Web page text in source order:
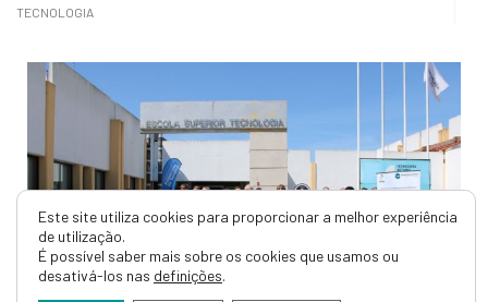
TECNOLOGIA
Este site utiliza cookies para proporcionar a melhor experiência
de utilização.
É possível saber mais sobre os cookies que usamos ou
desativá-los nas definições.